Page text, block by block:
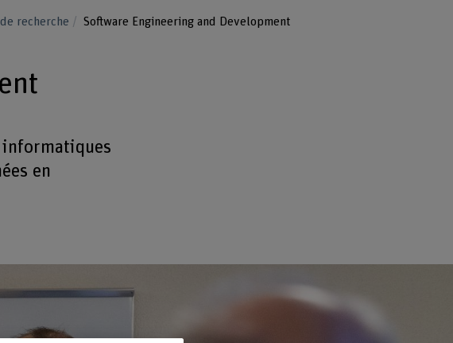
de recherche Software Engineering and Development
en